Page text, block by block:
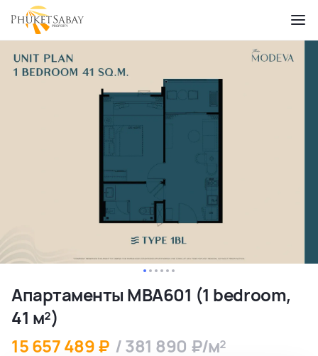
Апартаменты MBA601 (1 bedroom,
41 м²)
15 657 489 ₽ / 381 890 ₽/м²